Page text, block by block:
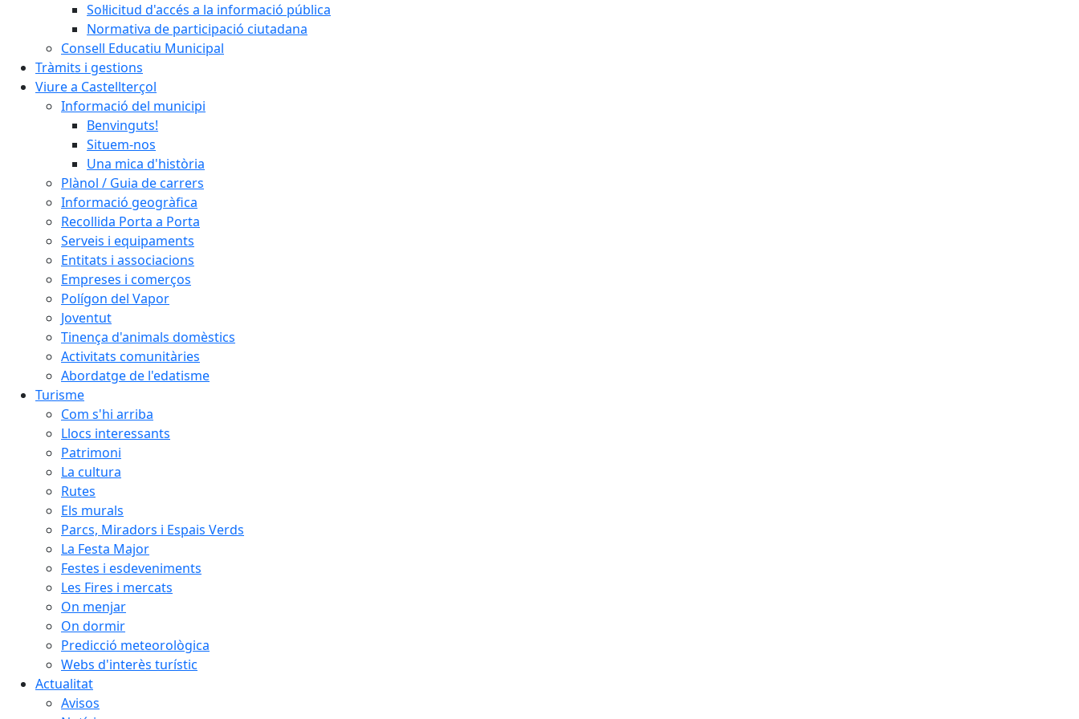
Sol·licitud d'accés a la informació pública
Normativa de participació ciutadana
Consell Educatiu Municipal
Tràmits i gestions
Viure a Castellterçol
Informació del municipi
Benvinguts!
Situem-nos
Una mica d'història
Plànol / Guia de carrers
Informació geogràfica
Recollida Porta a Porta
Serveis i equipaments
Entitats i associacions
Empreses i comerços
Polígon del Vapor
Joventut
Tinença d'animals domèstics
Activitats comunitàries
Abordatge de l'edatisme
Turisme
Com s'hi arriba
Llocs interessants
Patrimoni
La cultura
Rutes
Els murals
Parcs, Miradors i Espais Verds
La Festa Major
Festes i esdeveniments
Les Fires i mercats
On menjar
On dormir
Predicció meteorològica
Webs d'interès turístic
Actualitat
Avisos